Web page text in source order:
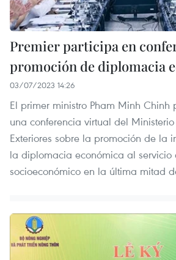
Premier participa en
promoción de diplomacia
03/07/2023 14:26
El primer ministro Pham Minh Chinh
una conferencia virtual del
Exteriores sobre la promoción de la
la diplomacia económica al servicio
socioeconómico en la última mitad